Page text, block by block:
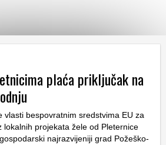
plaća priključak na
vlasti bespovratnim sredstvima EU za
lokalnih projekata žele od Pleternice
najrazvijeniji grad Požeško-